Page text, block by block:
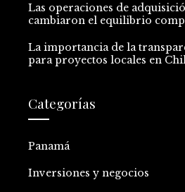
Las operaciones de
cambiaron el equilibrio
La importancia de la
para proyectos locales en
Categorías
Panamá
Inversiones y negocios